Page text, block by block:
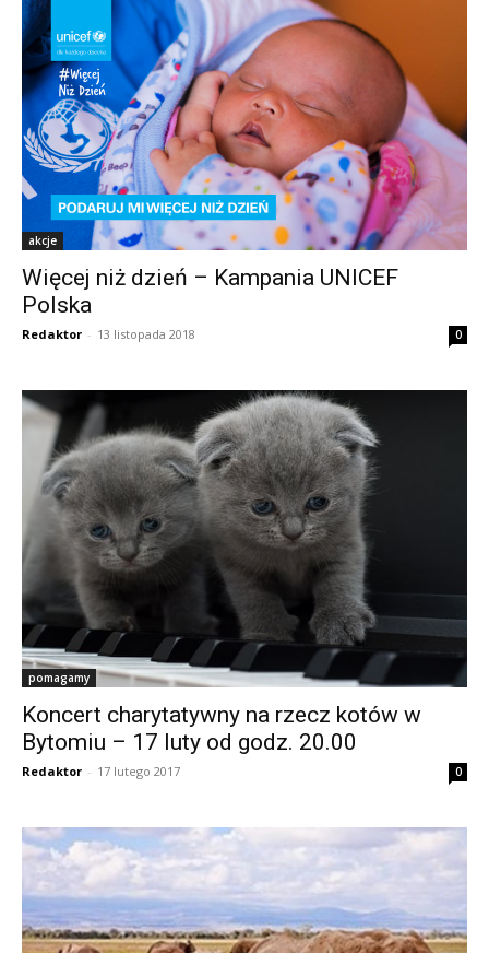
akcje
Więcej niż dzień – Kampania UNICEF
Polska
Redaktor - 13 listopada 2018 0
pomagamy
Koncert charytatywny na rzecz kotów w
Bytomiu – 17 luty od godz. 20.00
Redaktor - 17 lutego 2017 0